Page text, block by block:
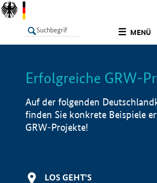
MENÜ
LISTE
Erfolgreiche GRW-
Auf der folgenden
finden Sie konkrete Beispiele
GRW-Projekte!
LOS GEHT'S